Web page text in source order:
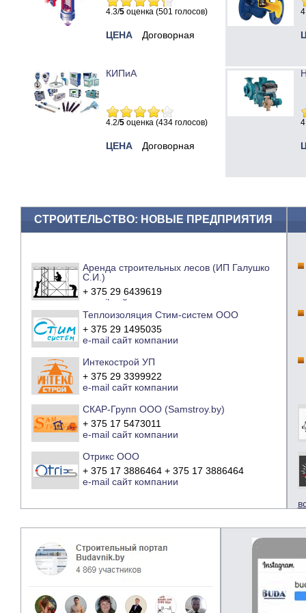
4.3/5 оценка (501 голосов)
ЦЕНА Договорная
КИПиА
4.2/5 оценка (434 голосов)
ЦЕНА Договорная
СТРОИТЕЛЬСТВО: НОВЫЕ ПРЕДПРИЯТИЯ
Аренда строительных лесов (ИП Галушко
С.И.)
+ 375 29 6439619
e-mail
сайт компании
Теплоизоляция Стим-систем ООО
+ 375 29 1495035
e-mail сайт компании
Интекострой УП
+ 375 29 3399922
e-mail сайт компании
СКАР-Групп ООО (Samstroy.by)
+ 375 17 5473011
e-mail сайт компании
Отрикс ООО
+ 375 17 3886464 + 375 17 3886464
e-mail сайт компании